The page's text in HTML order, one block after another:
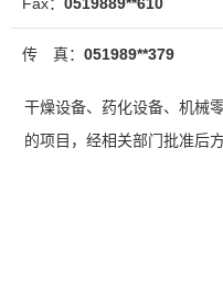
传 真： 051989**379
干燥设备、药化设备、机械
的项目，经相关部门批准后